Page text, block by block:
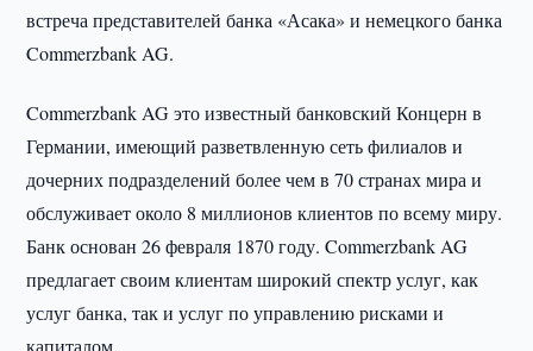
встреча представителей банка «Асака» и немецкого банка
Commerzbank AG.
Commerzbank AG это известный банковский Концерн в
Германии, имеющий разветвленную сеть филиалов и
дочерних подразделений более чем в 70 странах мира и
обслуживает около 8 миллионов клиентов по всему миру.
Банк основан 26 февраля 1870 году. Commerzbank AG
предлагает своим клиентам широкий спектр услуг, как
услуг банка, так и услуг по управлению рисками и
капиталом.